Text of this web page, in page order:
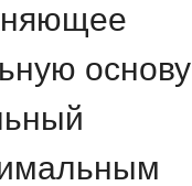
основу